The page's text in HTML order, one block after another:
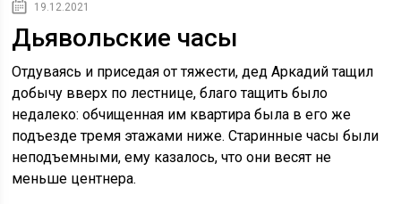
19.12.2021
Дьявольские часы
Отдуваясь и приседая от тяжести, дед Аркадий тащил
добычу вверх по лестнице, благо тащить было
недалеко: обчищенная им квартира была в его же
подъезде тремя этажами ниже. Старинные часы были
неподъемными, ему казалось, что они весят не
меньше центнера.